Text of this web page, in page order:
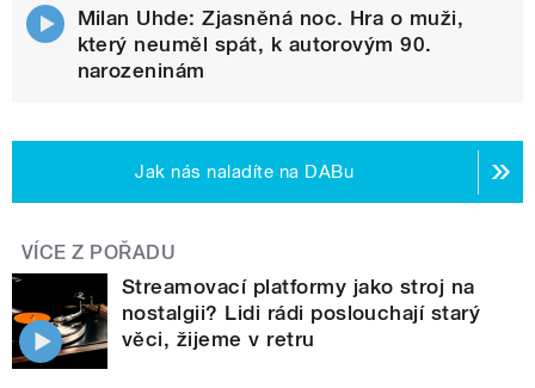
Milan Uhde: Zjasněná noc. Hra o muži,
který neuměl spát, k autorovým 90.
narozeninám
Jak nás naladíte na DABu
VÍCE Z POŘADU
Streamovací platformy jako stroj na
nostalgii? Lidi rádi poslouchají starý
věci, žijeme v retru